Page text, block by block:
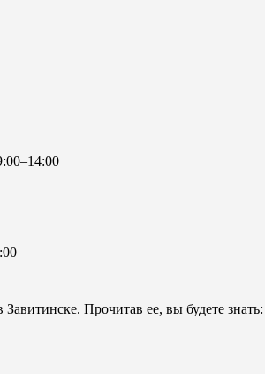
Прочитав ее, вы будете знать: